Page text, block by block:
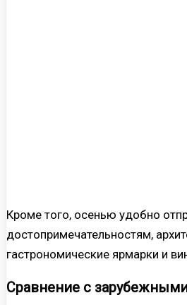
Кроме того, осенью удобно
достопримечательностям,
гастрономические ярмарки и
Сравнение с